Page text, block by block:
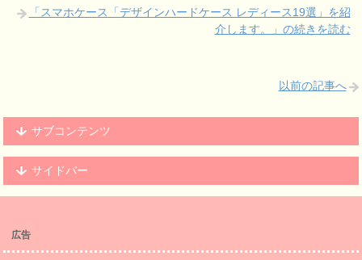
「スマホケース「デザインハードケース レディース19選」を紹
介します。」の続きを読む
以前の記事へ
サブコンテンツ
サイドバー
広告